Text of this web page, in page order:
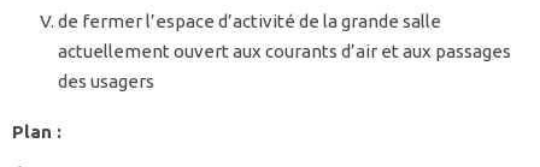
de fermer l’espace d’activité de la grande salle
actuellement ouvert aux courants d’air et aux passages
des usagers
Plan :